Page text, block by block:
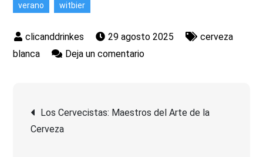
verano
witbier
29 agosto 2025
cerveza
blanca
Deja un comentarioen
Mundo
Navegación
de
Los Cervecistas: Maestros del Arte de la
Cerveza